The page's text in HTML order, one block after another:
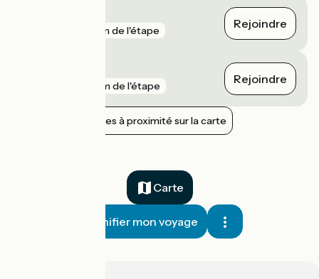
3 km de l'étape Rejoindre
6 km de l'étape Rejoindre
Afficher les gares à proximité sur la carte
Carte
Planifier mon voyage